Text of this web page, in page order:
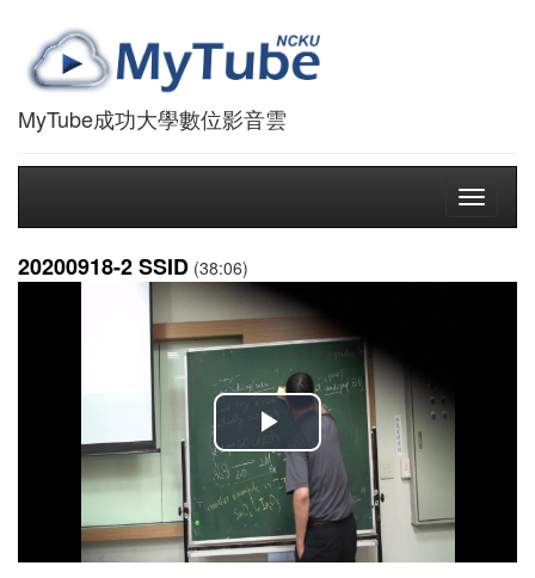
MyTube成功大學數位影音雲
Toggle
20200918-2 SSID (38:06)
播
放
影